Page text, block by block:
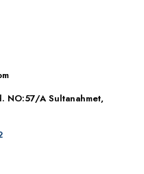
NO:57/A Sultanahmet,